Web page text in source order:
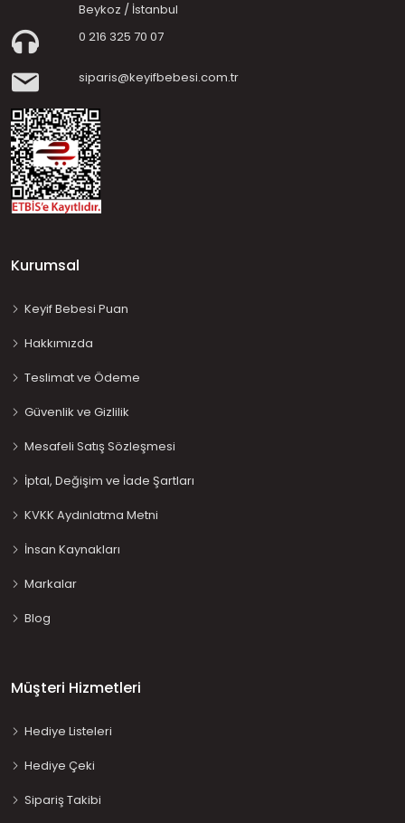
Beykoz / İstanbul
0 216 325 70 07
siparis@keyifbebesi.com.tr
Kurumsal
Keyif Bebesi Puan
Hakkımızda
Teslimat ve Ödeme
Güvenlik ve Gizlilik
Mesafeli Satış Sözleşmesi
İptal, Değişim ve İade Şartları
KVKK Aydınlatma Metni
İnsan Kaynakları
Markalar
Blog
Müşteri Hizmetleri
Hediye Listeleri
Hediye Çeki
Sipariş Takibi